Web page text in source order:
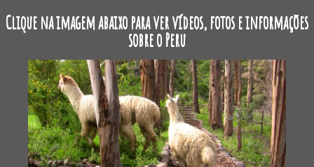
Clique na imagem abaixo para ver vídeos, fotos e informações
sobre o Peru